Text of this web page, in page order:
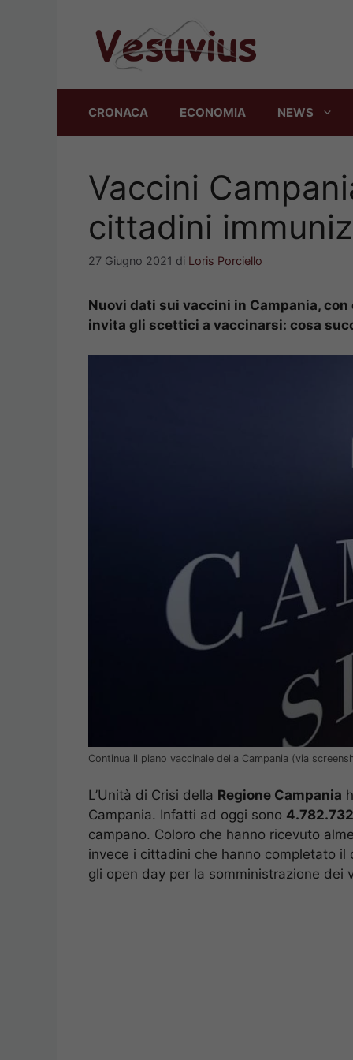
CRONACA ECONOMIA NEWS
Vaccini
cittadini
27 Giugno 2021 di Loris Porciello
Nuovi dati sui vaccini in Campania,
invita gli scettici a vaccinarsi: cosa
Continua il piano vaccinale della Campania (via
L’Unità di Crisi della Regione Campania
Campania. Infatti ad oggi sono
campano. Coloro che hanno ricevuto
invece i cittadini che hanno completato il
gli open day per la somministrazione dei